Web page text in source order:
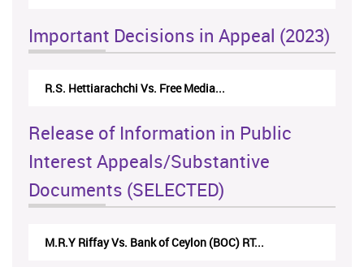
Important Decisions in Appeal (2023)
R.S. Hettiarachchi Vs. Free Media...
Release of Information in Public
Interest Appeals/Substantive
Documents (SELECTED)
M.R.Y Riffay Vs. Bank of Ceylon (BOC) RT...